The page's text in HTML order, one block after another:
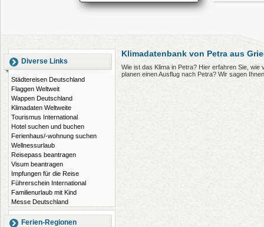
Diverse Links
Städtereisen Deutschland
Flaggen Weltweit
Wappen Deutschland
Klimadaten Weltweite
Tourismus International
Hotel suchen und buchen
Ferienhaus/-wohnung suchen
Wellnessurlaub
Reisepass beantragen
Visum beantragen
Impfungen für die Reise
Führerschein International
Familienurlaub mit Kind
Messe Deutschland
Ferien-Regionen
Klimadatenbank von Petra aus
Wie ist das Klima in Petra? Hier erfahren Sie,
planen einen Ausflug nach Petra? Wir sagen